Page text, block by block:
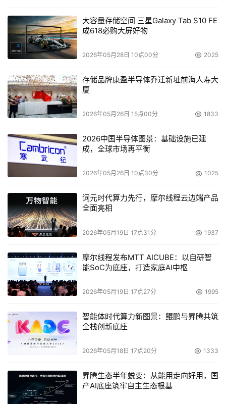
些主机ID号如果事先分配好的话，会为SAN孤岛的互联
带来便利。
可靠性与价格
可靠性要求不是特别高，可以通过其他方式进行补偿，
比如通过中低端磁带库进行数据的备份，即使出现了设备故
障也可以确保从磁带中恢复数据。
有些用户对于价格比较敏感，他们希望选择性价比高的
方案。现在许多存储厂商都加强了中低端产品的推广力度，
尤其是国内厂商的纷纷介入，这些因素对于价格的降低都会
技术复杂性
性地选择直联存储的形式与他们对SAN存在的误解有很大关
系。尽管涉及到一些复杂的存储问题，但是与高端存储相比
部门级SAN所涉及的相对较少。对于那些完全没有构建SAN
的大型用户来说，以部门级为试点逐步增加对SAN的了解是
一个不错的选择。
SAN技术已经简化了许多，特别是一些厂商针对中小用
户设计的解决方案，普通的IT管理员通过简单的培训是可以
胜任的。一些厂商还提供各类存储培训，无论从工程师的职
业发展还是从为用户提高存储应用水平都起到十分积极的作
用。
大容量存储空间 三星Galaxy Tab S10 FE
成618必购大屏好物
2026年05月28日 10点00分 2025
存储品牌康盈半导体乔迁新址前海人寿大
厦
2026年05月26日 15点00分 1833
2026中国半导体图景：基础设施已建
成，全球市场再平衡
2026年05月26日 10点30分 1025
词元时代算力先行，摩尔线程云边端产品
全面亮相
2026年05月19日 17点31分 1937
摩尔线程发布MTT AICUBE：以自研智
能SoC为底座，打造家庭AI中枢
2026年05月19日 17点27分 1995
智能体时代算力新图景：鲲鹏与昇腾共筑
全栈创新底座
2026年05月18日 17点20分 1333
昇腾生态半年蜕变：从能用走向好用，国
产AI底座筑牢自主生态根基